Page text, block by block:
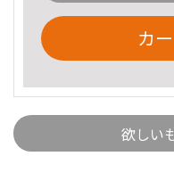
カ
欲しい